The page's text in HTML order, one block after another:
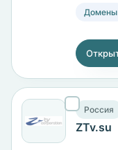
₽/мес.
Домены
Россия
ZTv.su